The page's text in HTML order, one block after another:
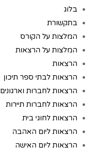
בלוג
בתקשורת
המלצות על הקורס
המלצות על הרצאות
הרצאות
הרצאות לבתי ספר תיכון
הרצאות לחברות וארגונים
הרצאות לחברות תיירות
הרצאות לחוגי בית
הרצאות ליום האהבה
הרצאות ליום האישה